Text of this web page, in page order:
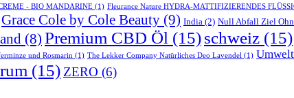
- BIO MANDARINE (1) Fleurance Nature HYDRA-MATTIFIZIERENDES
Grace Cole by Cole Beauty (9) India (2) Null Abfall Ziel
(8) Premium CBD Öl (15)schweiz (15)
und Rosmarin (1) The Lekker Company Natürliches Deo Lavendel (1)
(15) ZERO (6)